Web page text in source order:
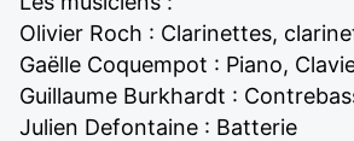
Olivier Roch : Clarinettes,
Gaëlle Coquempot : Piano,
Guillaume Burkhardt :
Julien Defontaine : Batterie